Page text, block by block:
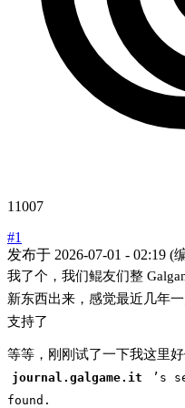
11007
#1
发布于 2026-07-01 - 02:19 (
我了个，我们鲲友们整
新东西出来，感觉最近几年
支持了
等等，刚刚试了一下我这里
journal.galgame.it
’s
found.